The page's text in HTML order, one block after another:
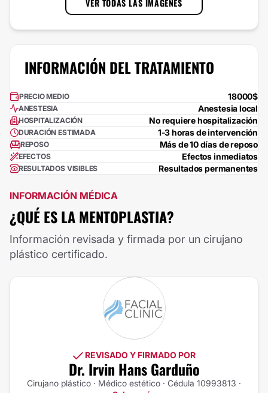
VER TODAS LAS IMÁGENES
INFORMACIÓN DEL TRATAMIENTO
PRECIO MEDIO 18000$
ANESTESIA Anestesia local
HOSPITALIZACIÓN No requiere hospitalización
DURACIÓN ESTIMADA 1-3 horas de intervención
REPOSO Más de 10 días de reposo
EFECTOS Efectos inmediatos
RESULTADOS VISIBLES Resultados permanentes
INFORMACIÓN MÉDICA
¿QUÉ ES LA MENTOPLASTIA?
Información revisada y firmada por un cirujano
plástico certificado.
REVISADO Y FIRMADO POR
Dr. Irvin Hans Garduño
Cirujano plástico · Médico estético · Cédula 10993813 ·